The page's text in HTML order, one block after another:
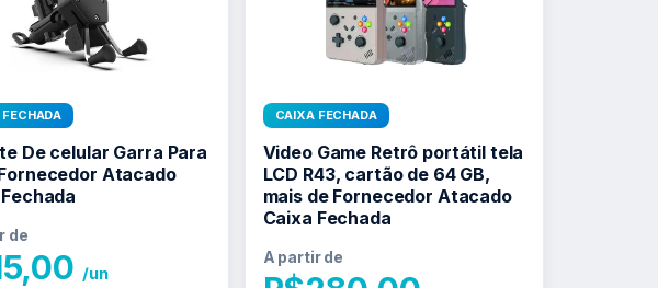
De celular Garra Para
Atacado
de
/un
CAIXA FECHADA
Video Game Retrô portátil tela
LCD R43, cartão de 64 GB,
mais de Fornecedor Atacado
Caixa Fechada
A partir de